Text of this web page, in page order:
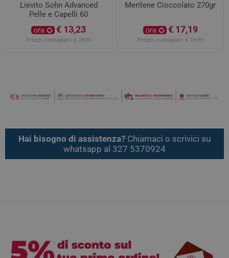
Lievito Sohn Advanced
Pelle e Capelli 60
ora € 13,23
Prezzo consigliato: € 18,90
Meritene Cioccolato 270gr
ora € 17,19
Prezzo consigliato: € 19,99
Hai bisogno di assistenza? Chiamaci o scrivici su
whatsapp al 327 5370924